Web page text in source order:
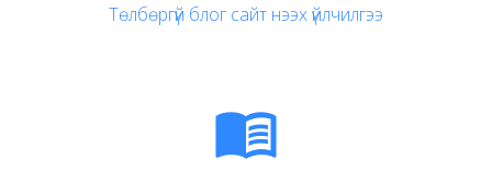
Төлбөргүй блог сайт нээх үйлчилгээ
